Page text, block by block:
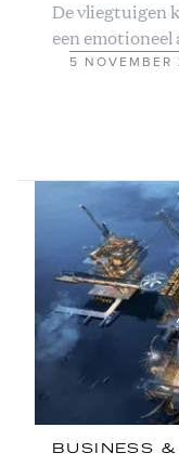
De vliegtuigen
een emotioneel
5 NOVEMBER
BUSINESS &